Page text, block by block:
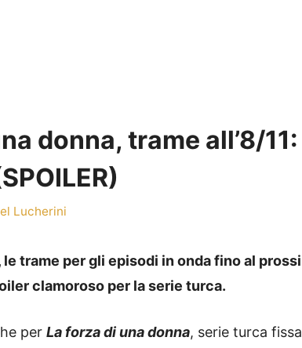
donna, trame all’8/
Lucherini
le trame per gli episodi in onda fino al
clamoroso per la serie turca.
per La forza di una donna, serie turca